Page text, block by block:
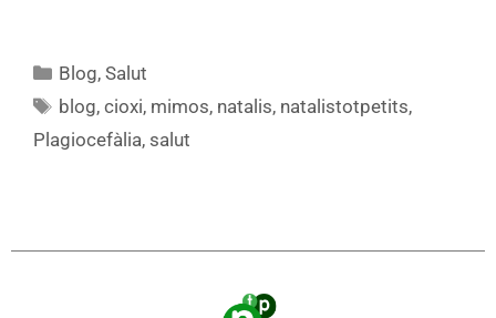
Blog,Salut
blog,cioxi, mimos, natalis, natalistotpetits,
Plagiocefàlia, salut